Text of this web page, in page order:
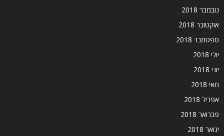
נובמבר 2018
אוקטובר 2018
ספטמבר 2018
יולי 2018
יוני 2018
מאי 2018
אפריל 2018
פברואר 2018
ינואר 2018